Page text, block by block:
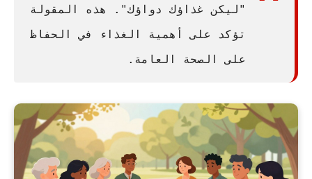
"ليكن غذاؤك دواؤك". هذه المقولة
تؤكد على أهمية الغذاء في الحفاظ
على الصحة العامة.